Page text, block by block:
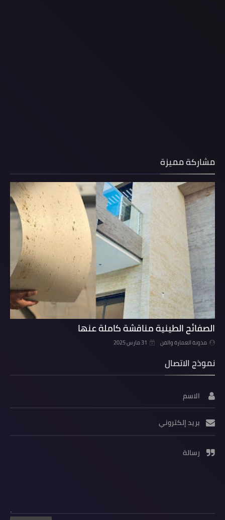
مشاركة مميزة
الصفائح الطينية مناقشة كاملة عنها
مدونة العمارة والفن 31 مارس 2025
نموذج الاتصال
الاسم
بريد إلكتروني
رسالة